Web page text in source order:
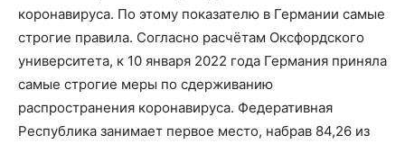
коронавируса. По этому показателю в Германии самые
строгие правила. Согласно расчётам Оксфордского
университета, к 10 января 2022 года Германия приняла
самые строгие меры по сдерживанию
распространения коронавируса. Федеративная
Республика занимает первое место, набрав 84,26 из